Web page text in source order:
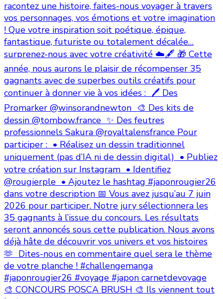
🎨 CONCOURS POSCA BRUSH 🎨 Ils viennent tout